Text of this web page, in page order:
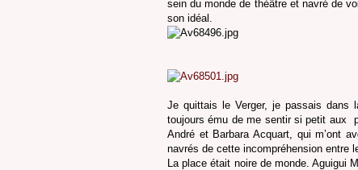
sein du monde de théâtre et navré de
son idéal.
Je quittais le Verger, je passais dans
toujours ému de me sentir si petit aux
André et Barbara Acquart, qui m’ont
navrés de cette incompréhension entre
La place était noire de monde. Aguigui